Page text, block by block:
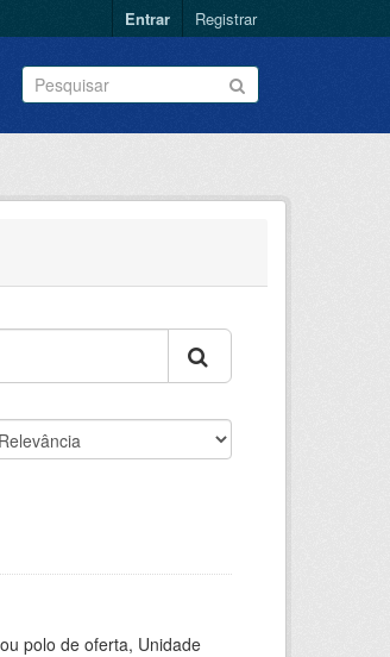
Entrar Registrar
polo de oferta, Unidade